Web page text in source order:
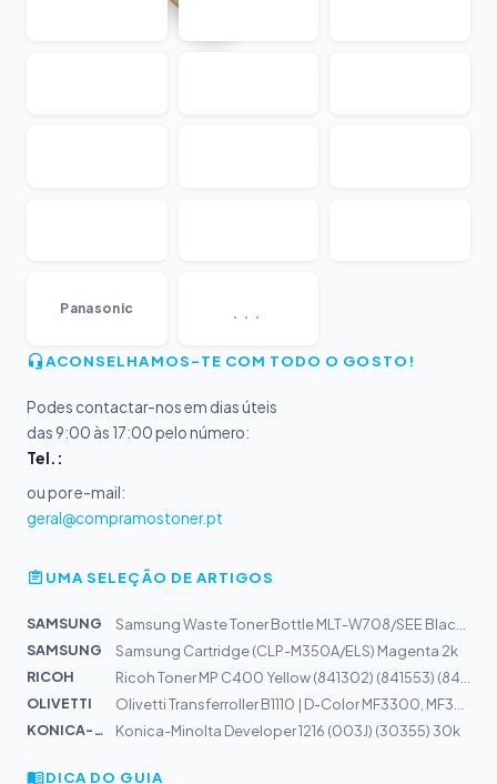
Panasonic ...
ACONSELHAMOS-TE COM TODO O GOSTO!
Podes contactar-nos em dias úteis
das 9:00 às 17:00 pelo número:
Tel.:
ou por e-mail:
geral@compramostoner.pt
UMA SELEÇÃO DE ARTIGOS
SAMSUNG
Samsung Waste Toner Bottle MLT-W708/SEE Black 100k | Mu...
SAMSUNG
Samsung Cartridge (CLP-M350A/ELS) Magenta 2k
RICOH
Ricoh Toner MP C400 Yellow (841302) (841553) (842041)
OLIVETTI
Olivetti Transferroller B1110 | D-Color MF3300, MF3301,...
KONICA-MIN...
Konica-Minolta Developer 1216 (003J) (30355) 30k
DICA DO GUIA